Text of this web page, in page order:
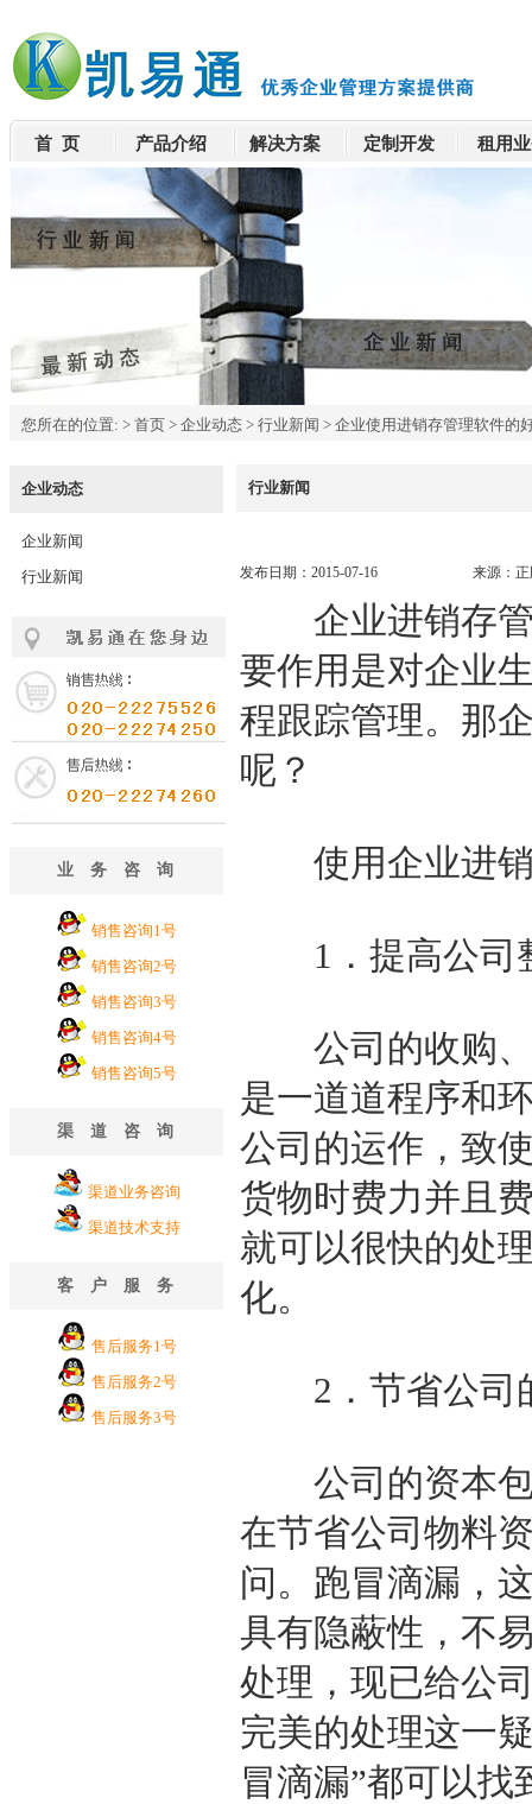
首 页 产品介绍 解决方案 定制开发 租用
您所在的位置: > 首页 > 企业动态 > 行业新闻 > 企业使用进销存管理软件的
企业动态
企业新闻
行业新闻
业务咨询
销售咨询1号
销售咨询2号
销售咨询3号
销售咨询4号
销售咨询5号
渠道咨询
渠道业务咨询
渠道技术支持
客户服务
售后服务1号
售后服务2号
售后服务3号
行业新闻
发布日期：2015-07-16 来源：
企业进销存管
要作用是对企业
程跟踪管理。那
呢？
使用企业进销
1 ．提高公
公司的收购、
是一道道程序和
公司的运作，致
货物时费力并且
就可以很快的处
化。
2 ．节省公
公司的资本包
在节省公司物料
问。跑冒滴漏，
具有隐蔽性，不
处理，现已给公
完美的处理这一
冒滴漏”都可以找